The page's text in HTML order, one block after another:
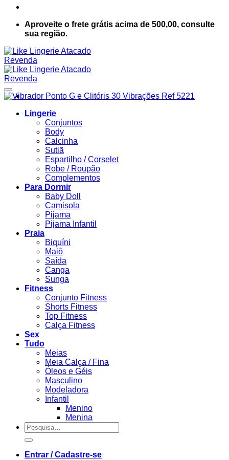
Aproveite o frete grátis acima de 500,00, consulte
sua região.
Lingerie
Conjuntos
Body
Calcinha
Sutiã
Espartilho / Corselet
Robe / Roupão
Complementos
Para Dormir
Baby Doll
Camisola
Pijama
Pijama Infantil
Praia
Biquíni
Maiô
Saída
Canga
Sunga
Fitness
Conjunto Fitness
Shorts Fitness
Top Fitness
Calça Fitness
Sex
Tudo
Meias
Meia Calça / Fina
Óleos e Géis
Masculino
Modeladora
Infantil
Menino
Menina
Pesquisar
por:
Entrar / Cadastre-se
Adicionar à lista de desejos